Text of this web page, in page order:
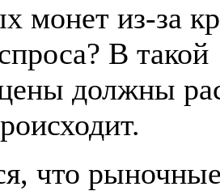
монет из-за
В такой
должны
что